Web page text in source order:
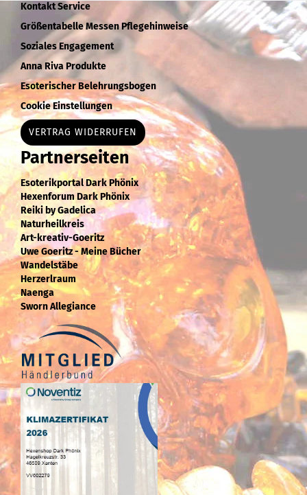
Kontakt Service
Größentabelle Messen Pflegehinweise
Soziales Engagement
Anna Riva Produkte
Esoterischer Belehrungsbogen
Cookie Einstellungen
VERTRAG WIDERRUFEN
Partnerseiten
Esoterikportal Dark Phönix
Hexenforum Dark Phönix
Reiki by Gadelica
Naturheilkreis
Art-kreativ-Goeritz
Uwe Goeritz - Meine Bücher
Wandelstäbe
Herzerlraum
Naenga
Sworn Allegiance